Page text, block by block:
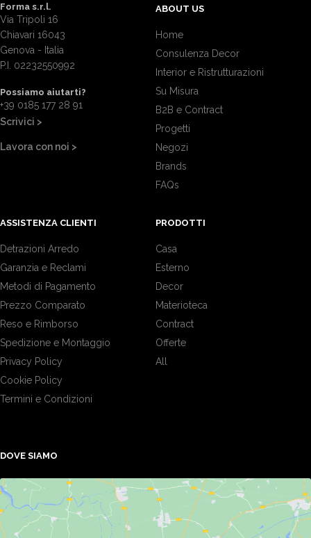
Forma s.r.l.
Via Tripoli 16
Chiavari 16043
Genova - Italia
P.I. 02232550992
Possiamo aiutarti?
+39 0185 177 28 91
Scrivici >
Lavora con noi >
ABOUT US
Home
Consulenza Decor
Interior e Ristrutturazioni
Su Misura
B2B e Contract
Progetti
Negozi
Brands
FAQs
ASSISTENZA CLIENTI
Detrazioni Arredo
Garanzia e Reclami
Metodi di Pagamento
Prezzo Comparato
Reso e Rimborso
Spedizione e Montaggio
Privacy Policy
Cookie Policy
Termini e Condizioni
PRODOTTI
Casa
Esterno
Decor
Materioteca
Contract
Offerte
All
DOVE SIAMO